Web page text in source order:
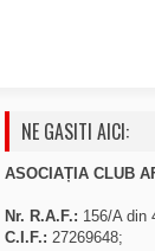
NE GASITI AICI:
ASOCIAȚIA CLUB
Nr. R.A.F.: 156/A din
C.I.F.: 27269648;